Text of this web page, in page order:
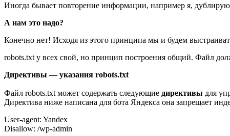
Иногда бывает повторение информации, например я,
А нам это надо?
Конечно нет! Исходя из этого принципа мы и будем
robots.txt у всех свой, но принцип построения общий. Файл
Директивы — указания robots.txt
Файл robots.txt может содержать следующие директивы для
Директива ниже написана для бота Яндекса она запрещает
User-agent: Yandex
Disallow: /wp-admin